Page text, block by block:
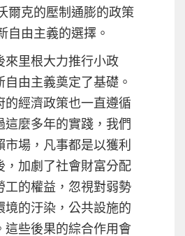
爾克的壓制通膨的政策
自由主義的選擇。
來里根大力推行小政
由主義奠定了基礎。
的經濟政策也一直遵循
這麼多年的實踐，我們
市場，凡事都是以獲利
，加劇了社會財富分配
工的權益，忽視對弱勢
境的汙染，公共設施的
這些後果的綜合作用會